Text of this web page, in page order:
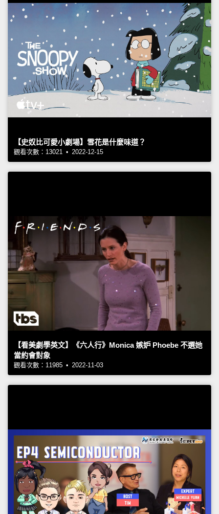
【史奴比可愛小劇場】雪花是什麼味道？
觀看次數：13021 • 2022-12-15
【看美劇學英文】《六人行》Monica 嫉妒 Phoebe 不選她
當約會對象
觀看次數：11985 • 2022-11-03